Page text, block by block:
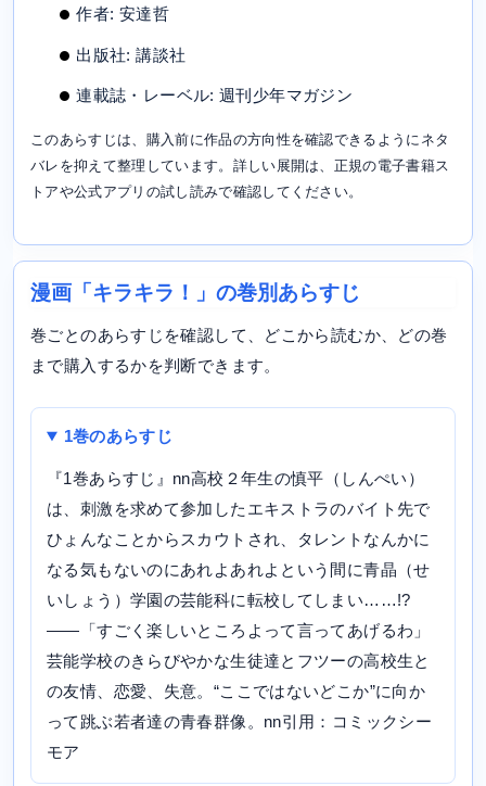
作者: 安達哲
出版社: 講談社
連載誌・レーベル: 週刊少年マガジン
このあらすじは、購入前に作品の方向性を確認できるようにネタ
バレを抑えて整理しています。詳しい展開は、正規の電子書籍ス
トアや公式アプリの試し読みで確認してください。
漫画「キラキラ！」の巻別あらすじ
巻ごとのあらすじを確認して、どこから読むか、どの巻
まで購入するかを判断できます。
1巻のあらすじ
『1巻あらすじ』nn高校２年生の慎平（しんぺい）
は、刺激を求めて参加したエキストラのバイト先で
ひょんなことからスカウトされ、タレントなんかに
なる気もないのにあれよあれよという間に青晶（せ
いしょう）学園の芸能科に転校してしまい……!?
――「すごく楽しいところよって言ってあげるわ」
芸能学校のきらびやかな生徒達とフツーの高校生と
の友情、恋愛、失意。“ここではないどこか”に向か
って跳ぶ若者達の青春群像。nn引用：コミックシー
モア